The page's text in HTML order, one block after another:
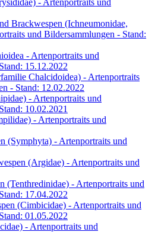
Brackwespen (Ichneumonidae,
und Bildersammlungen - Stand:
- Artenportraits und
15.12.2022
Chalcidoidea) - Artenportraits
- Stand: 12.02.2022
- Artenportraits und
10.02.2021
- Artenportraits und
(Symphyta) - Artenportraits und
(Argidae) - Artenportraits und
(Tenthredinidae) - Artenportraits und
17.04.2022
(Cimbicidae) - Artenportraits und
01.05.2022
- Artenportraits und